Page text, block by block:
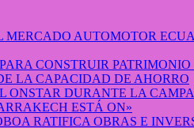
LA CAPACIDAD DE AHORRO
ESTÁ ON»